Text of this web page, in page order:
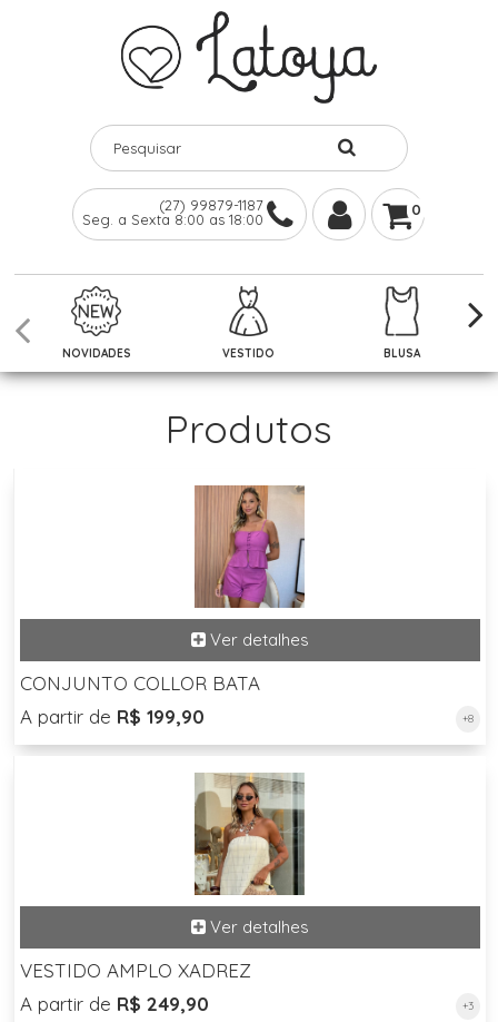
(27) 99879-1187
Seg. a Sexta 8:00 as 18:00
0
NOVIDADES VESTIDO BLUSA
Produtos
CONJUNTO COLLOR BATA
A partir de R$ 199,90 +8
VESTIDO AMPLO XADREZ
A partir de R$ 249,90 +3